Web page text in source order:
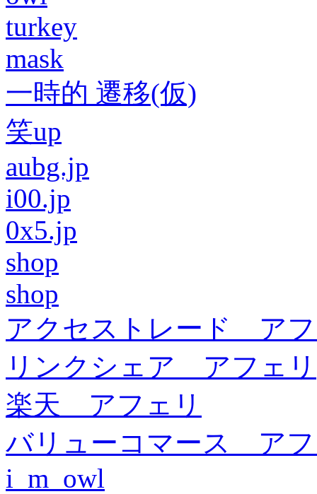
turkey
mask
一時的 遷移(仮)
笑up
aubg.jp
i00.jp
0x5.jp
shop
shop
アクセストレード ア
リンクシェア アフェリ
楽天 アフェリ
バリューコマース ア
i_m_owl